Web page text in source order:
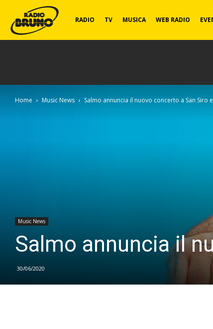
Radio
RADIO TV MUSICA WEB RADIO
Home Music News Salmo annuncia il nuovo concerto a San Siro
Music News
Salmo annuncia il
30/06/2020